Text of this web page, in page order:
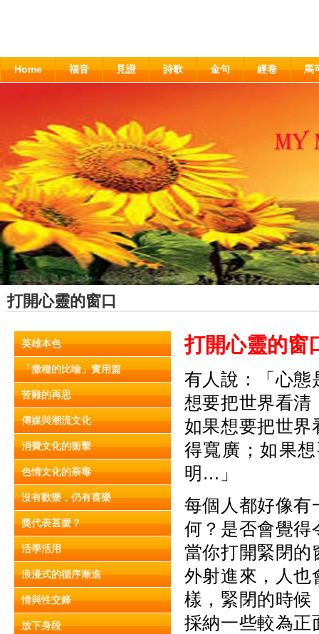
Home 福音 見證 詩歌 金句 經卷 馬
打開心靈的窗口
英雄本色
「撒種的比喻」實用篇
苦難的再思
傳媒與潮流文化
消費文化的衝擊
色情文化的荼毒
沒有歡樂，仍有喜樂
獎代表甚麼？
活學活用
浪漫式的循序漸進
情與性交鋒
放下身段
打開心靈的窗
有人說：「心態
想要把世界看清
如果想要把世界
得寬廣；如果
明…」
每個人都好像有
何？是否會覺得
當你打開緊閉的
外射進來，人也
樣，緊閉的時候
採納一些較為正